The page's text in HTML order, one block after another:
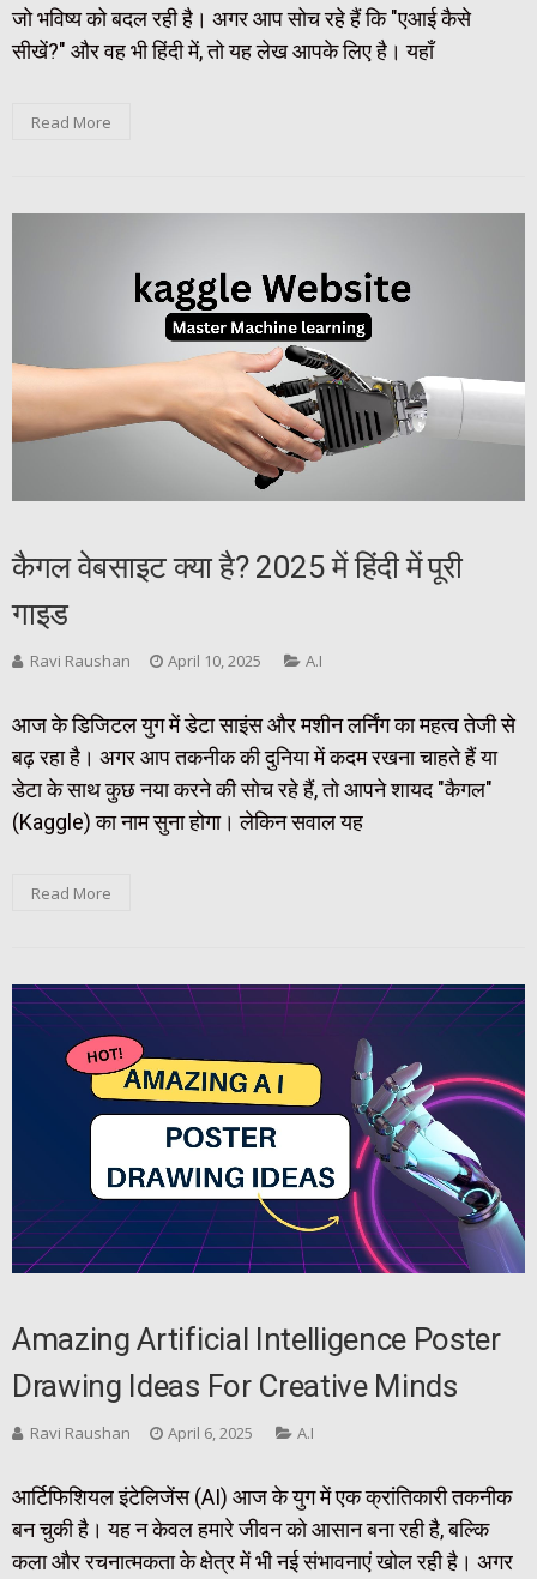
जो भविष्य को बदल रही है। अगर आप सोच रहे हैं कि "एआई कैसे
सीखें?" और वह भी हिंदी में, तो यह लेख आपके लिए है। यहाँ
Read More
कैगल वेबसाइट क्या है? 2025 में हिंदी में पूरी
गाइड
Ravi Raushan April 10, 2025 A.I
आज के डिजिटल युग में डेटा साइंस और मशीन लर्निंग का महत्व तेजी से
बढ़ रहा है। अगर आप तकनीक की दुनिया में कदम रखना चाहते हैं या
डेटा के साथ कुछ नया करने की सोच रहे हैं, तो आपने शायद "कैगल"
(Kaggle) का नाम सुना होगा। लेकिन सवाल यह
Read More
Amazing Artificial Intelligence Poster
Drawing Ideas For Creative Minds
Ravi Raushan April 6, 2025 A.I
आर्टिफिशियल इंटेलिजेंस (AI) आज के युग में एक क्रांतिकारी तकनीक
बन चुकी है। यह न केवल हमारे जीवन को आसान बना रही है, बल्कि
कला और रचनात्मकता के क्षेत्र में भी नई संभावनाएं खोल रही है। अगर